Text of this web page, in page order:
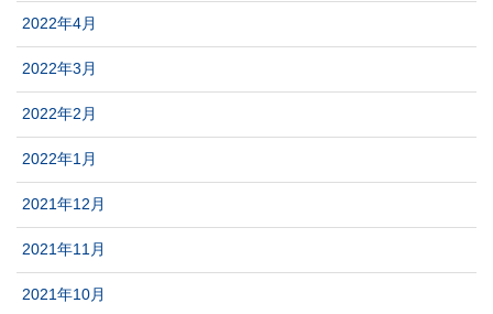
2022年4月
2022年3月
2022年2月
2022年1月
2021年12月
2021年11月
2021年10月